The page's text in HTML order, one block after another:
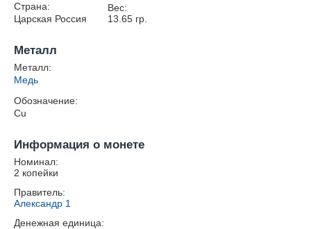
Страна:
Царская Россия
Вес:
13.65гр.
Металл
Металл:
Медь
Обозначение:
Cu
Информация о монете
Номинал:
2 копейки
Правитель:
Александр 1
Денежная единица: